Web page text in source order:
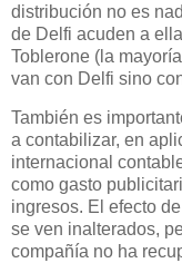
distribución no es
de Delfi acuden a
Toblerone (la
van con Delfi sino
También es
a contabilizar, en
internacional
como gasto
ingresos. El efecto
se ven inalterados,
compañía no ha